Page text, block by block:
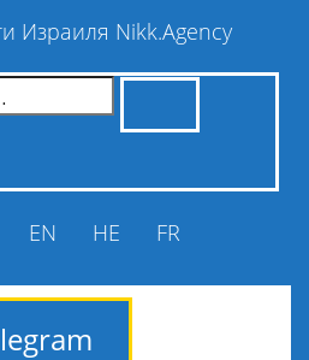
Израиля Nikk.Agency
EN HE FR